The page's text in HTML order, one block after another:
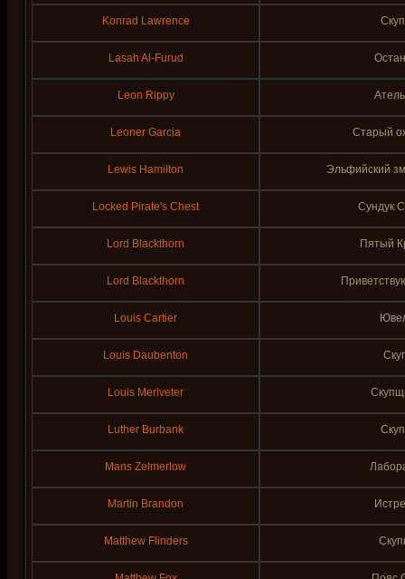
Konrad Lawrence
Lasah Al-Furud
Leon Rippy
Leoner Garcia Старый
Lewis Hamilton Эльфийский
Locked Pirate's Chest Сундук
Lord Blackthorn Пятый
Lord Blackthorn
Louis Cartier
Louis Daubenton
Louis Meriveter
Luther Burbank
Mans Zelmerlow
Martin Brandon
Matthew Flinders